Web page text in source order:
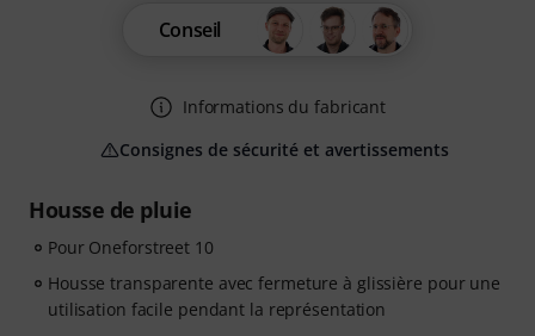
Housse de pluie
Pour Oneforstreet 10
Housse transparente avec fermeture à glissière pour une
utilisation facile pendant la représentation
Conseil
Informations du fabricant
Consignes de sécurité et avertissements